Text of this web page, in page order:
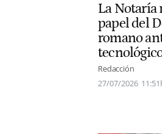
La Notaría
papel del
romano
Redacción
27/07/2026